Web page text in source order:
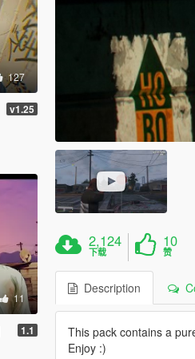
127
v1.25
11
1.1
2,124
下载
10
赞
Description
This pack contains a
Enjoy :)